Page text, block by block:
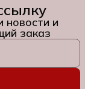
новости и
заказ